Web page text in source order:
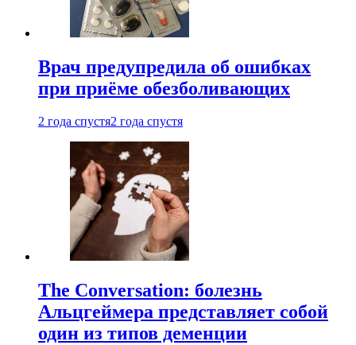
Врач предупредила об ошибках
при приëме обезболивающих
2 года спустя2 года спустя
The Conversation: болезнь
Альцгеймера представляет собой
один из типов деменции